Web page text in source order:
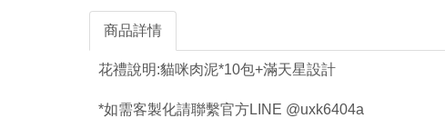
商品詳情
花禮說明:貓咪肉泥*10包+滿天星設計
*如需客製化請聯繫官方LINE @uxk6404a